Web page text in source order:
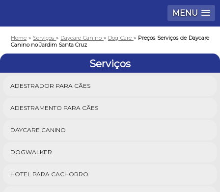
MENU
Home » Serviços» Daycare Canino» Dog Care » Preços Serviços de Daycare
Canino no Jardim Santa Cruz
Serviços
ADESTRADOR PARA CÃES
ADESTRAMENTO PARA CÃES
DAYCARE CANINO
DOGWALKER
HOTEL PARA CACHORRO